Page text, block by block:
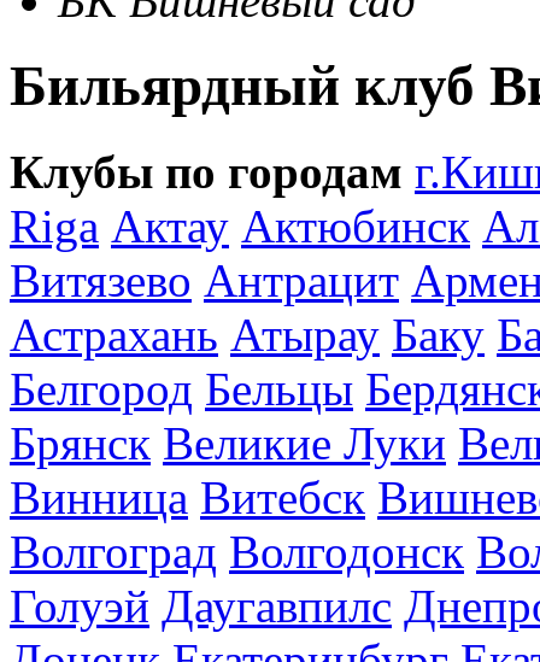
Бильярдный клуб
Клубы по городам
Riga Актау Актюбинск
Витязево Антрацит
Астрахань Атырау Баку
Белгород Бельцы
Брянск Великие Луки
Винница Витебск
Волгоград Волгодонск
Голуэй Даугавпилс